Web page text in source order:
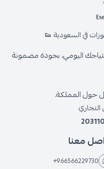
في السعودية 👟
اليومي، بجودة مضمونة
معنا
+966566229730